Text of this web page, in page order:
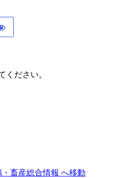
ください。
畜産総合情報 へ移動